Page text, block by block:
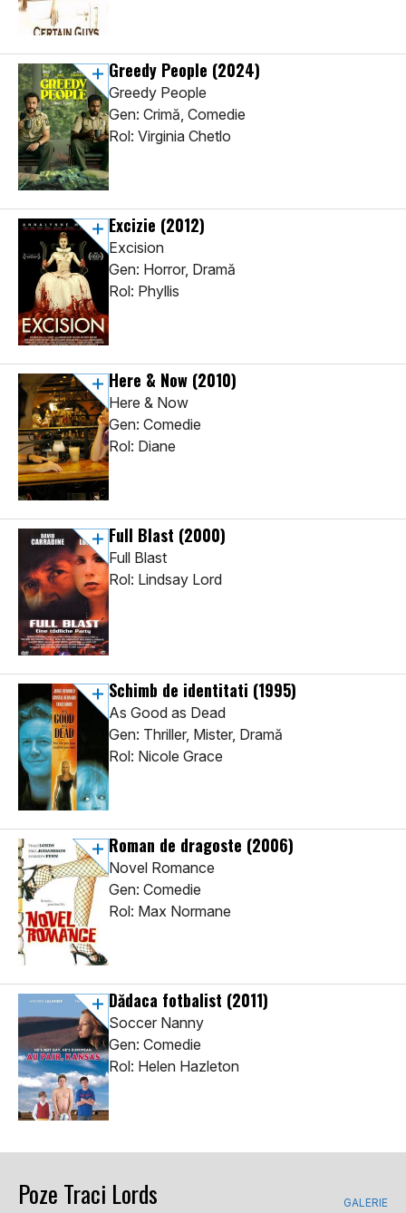
Greedy People (2024)
Greedy People
Gen: Crimă, Comedie
Rol: Virginia Chetlo
Excizie (2012)
Excision
Gen: Horror, Dramă
Rol: Phyllis
Here & Now (2010)
Here & Now
Gen: Comedie
Rol: Diane
Full Blast (2000)
Full Blast
Rol: Lindsay Lord
Schimb de identitati (1995)
As Good as Dead
Gen: Thriller, Mister, Dramă
Rol: Nicole Grace
Roman de dragoste (2006)
Novel Romance
Gen: Comedie
Rol: Max Normane
Dădaca fotbalist (2011)
Soccer Nanny
Gen: Comedie
Rol: Helen Hazleton
Poze Traci Lords GALERIE